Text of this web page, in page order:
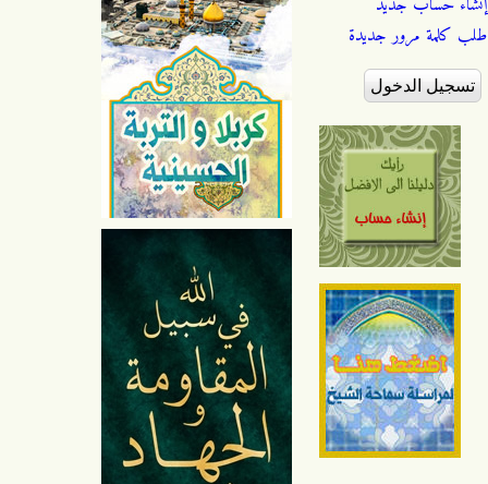
طلب كلمة مرور جديدة